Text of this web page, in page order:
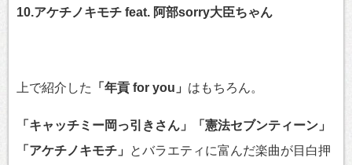
10.アケチノキモチ feat. 阿部sorry大臣ちゃん
上で紹介した 「年貢 for you」 はもちろん。
「キャッチミー岡っ引きさん」「憲法セブンティーン」
「アケチノキモチ」
とバラエティに富んだ楽曲が目白押